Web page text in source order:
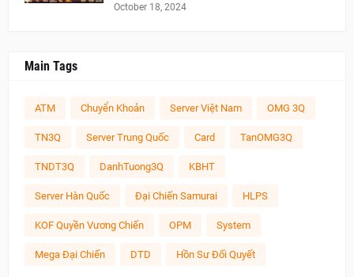
October 18, 2024
Main Tags
ATM Chuyển Khoản Server Việt Nam OMG 3Q
TN3Q Server Trung Quốc Card TanOMG3Q
TNDT3Q DanhTuong3Q KBHT
Server Hàn Quốc Đại Chiến Samurai HLPS
KOF Quyền Vương Chiến OPM System
Mega Đại Chiến DTD Hồn Sư Đối Quyết